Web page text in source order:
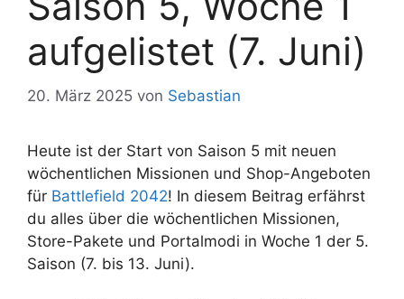
aufgelistet (7. Juni)
20. März 2025 von Sebastian
Heute ist der Start von Saison 5 mit neuen
wöchentlichen Missionen und Shop-Angeboten
für Battlefield 2042! In diesem Beitrag erfährst
du alles über die wöchentlichen Missionen,
Store-Pakete und Portalmodi in Woche 1 der 5.
Saison (7. bis 13. Juni).